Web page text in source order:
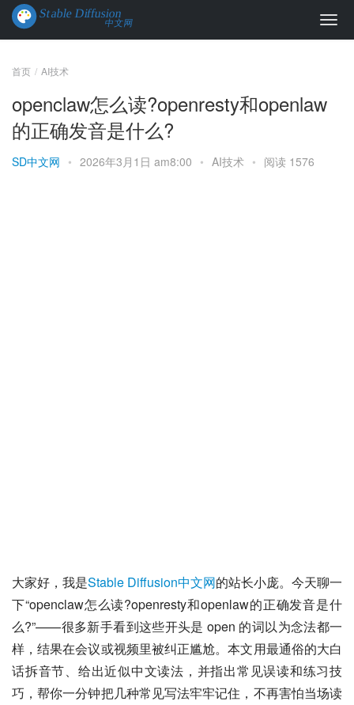
首页 AI技术
openclaw怎么读?openresty和openlaw
的正确发音是什么?
SD中文网 • 2026年3月1日 am8:00 • AI技术 • 阅读 1576
大家好，我是Stable Diffusion中文网的站长小庞。今天聊一
下“openclaw怎么读?openresty和openlaw的正确发音是什
么?”——很多新手看到这些开头是 open 的词以为念法都一
样，结果在会议或视频里被纠正尴尬。本文用最通俗的大白
话拆音节、给出近似中文读法，并指出常见误读和练习技
巧，帮你一分钟把几种常见写法牢牢记住，不再害怕当场读